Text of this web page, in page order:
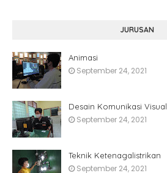
JURUSAN
Animasi
September 24, 2021
Desain Komunikasi Visual
September 24, 2021
Teknik Ketenagalistrikan
September 24, 2021